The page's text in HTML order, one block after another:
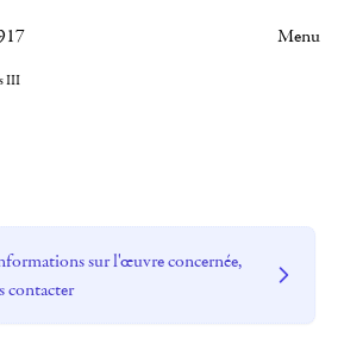
Menu
III
sur l'œuvre concernée,
contacter